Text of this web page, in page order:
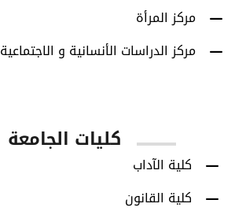
مركز المرأة
مركز الدراسات الأنسانية و الاجتماعية
كليات الجامعة
كلية الآداب
كلية القانون